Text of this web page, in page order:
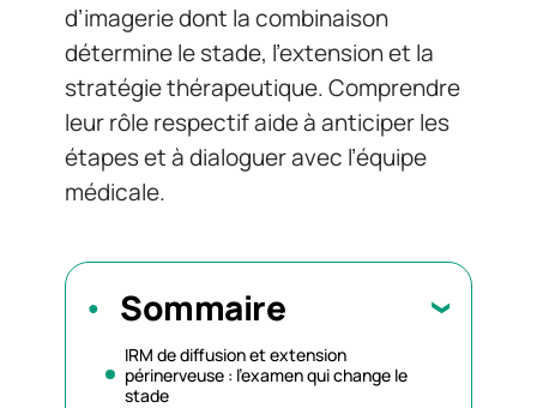
d’imagerie dont la combinaison
détermine le stade, l’extension et la
stratégie thérapeutique. Comprendre
leur rôle respectif aide à anticiper les
étapes et à dialoguer avec l’équipe
médicale.
Sommaire
IRM de diffusion et extension
périnerveuse : l’examen qui change le
stade